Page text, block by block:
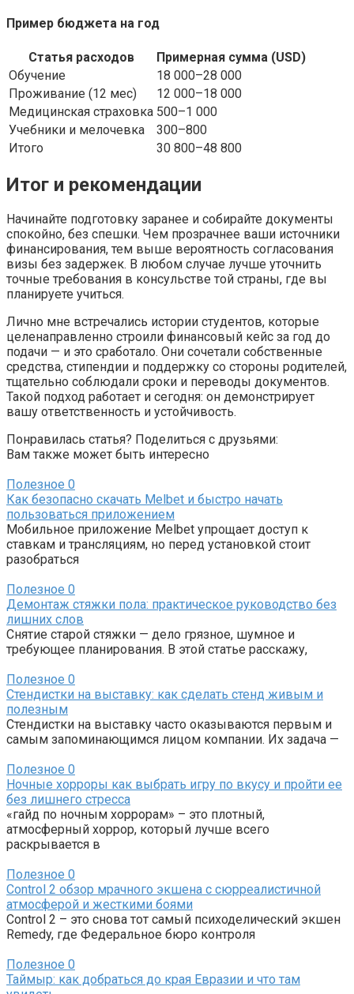
Пример бюджета на год
Статья расходов
Примерная сумма (USD)
Обучение
18 000–28 000
Проживание (12 мес)
12 000–18 000
Медицинская страховка 500–1 000
Учебники и мелочевка
300–800
Итого
30 800–48 800
Итог и рекомендации
Начинайте подготовку заранее и собирайте документы
спокойно, без спешки. Чем прозрачнее ваши источники
финансирования, тем выше вероятность согласования
визы без задержек. В любом случае лучше уточнить
точные требования в консульстве той страны, где вы
планируете учиться.
Лично мне встречались истории студентов, которые
целенаправленно строили финансовый кейс за год до
подачи — и это сработало. Они сочетали собственные
средства, стипендии и поддержку со стороны родителей,
тщательно соблюдали сроки и переводы документов.
Такой подход работает и сегодня: он демонстрирует
вашу ответственность и устойчивость.
Понравилась статья? Поделиться с друзьями:
Вам также может быть интересно
Полезное 0
Как безопасно скачать Melbet и быстро начать
пользоваться приложением
Мобильное приложение Melbet упрощает доступ к
ставкам и трансляциям, но перед установкой стоит
разобраться
Полезное 0
Демонтаж стяжки пола: практическое руководство без
лишних слов
Снятие старой стяжки — дело грязное, шумное и
требующее планирования. В этой статье расскажу,
Полезное 0
Стендистки на выставку: как сделать стенд живым и
полезным
Стендистки на выставку часто оказываются первым и
самым запоминающимся лицом компании. Их задача —
Полезное 0
Ночные хорроры как выбрать игру по вкусу и пройти ее
без лишнего стресса
«гайд по ночным хоррорам» – это плотный,
атмосферный хоррор, который лучше всего
раскрывается в
Полезное 0
Control 2 обзор мрачного экшена с сюрреалистичной
атмосферой и жесткими боями
Control 2 – это снова тот самый психоделический экшен
Remedy, где Федеральное бюро контроля
Полезное 0
Таймыр: как добраться до края Евразии и что там